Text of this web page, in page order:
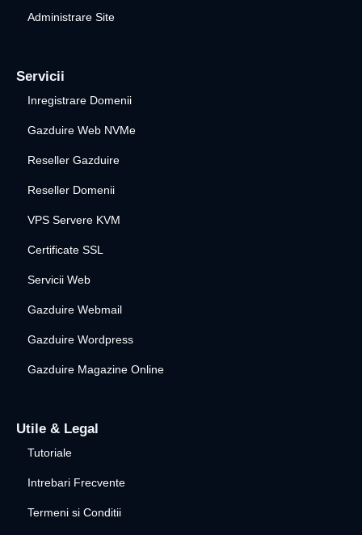
Administrare Site
Servicii
Inregistrare Domenii
Gazduire Web NVMe
Reseller Gazduire
Reseller Domenii
VPS Servere KVM
Certificate SSL
Servicii Web
Gazduire Webmail
Gazduire Wordpress
Gazduire Magazine Online
Utile & Legal
Tutoriale
Intrebari Frecvente
Termeni si Conditii